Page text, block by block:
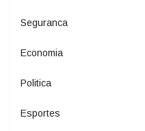
Seguranca
Economia
Politica
Esportes